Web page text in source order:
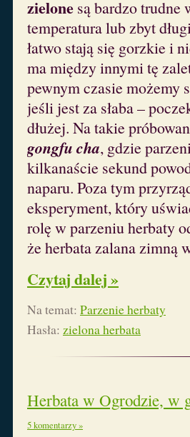
zielone są bardzo trudne
temperatura lub zbyt
łatwo stają się gorzkie i
ma między innymi tę
pewnym czasie możemy
jeśli jest za słaba –
dłużej. Na takie
gongfu cha, gdzie
kilkanaście sekund
naparu. Poza tym
eksperyment, który
rolę w parzeniu herbaty
że herbata zalana zimną
Czytaj dalej »
Na temat: Parzenie herbaty
Hasła: zielona herbata
Herbata w Ogrodzie, w
5 komentarzy »